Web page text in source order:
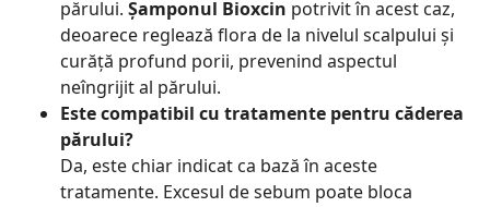
părului. Șamponul Bioxcin potrivit în acest caz,
deoarece reglează flora de la nivelul scalpului și
curăță profund porii, prevenind aspectul
neîngrijit al părului.
Este compatibil cu tratamente pentru căderea
părului?
Da, este chiar indicat ca bază în aceste
tratamente. Excesul de sebum poate bloca